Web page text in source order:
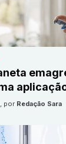
, por Redação Sara